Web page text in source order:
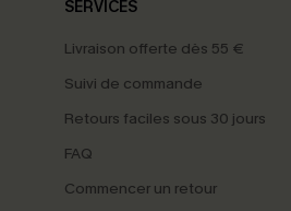
SERVICES
Livraison offerte dès 55 €
Suivi de commande
Retours faciles sous 30 jours
FAQ
Commencer un retour